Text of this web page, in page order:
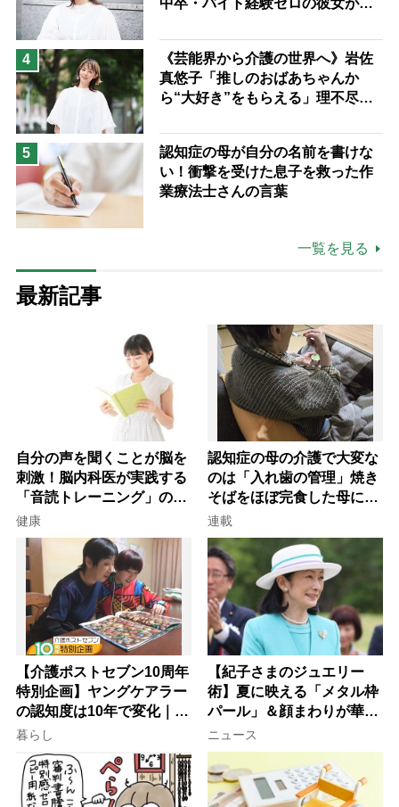
中卒・バイト経験ゼロの彼女が見
ながら自分らしくいられる」
4
《芸能界から介護の世界へ》岩佐
真悠子「推しのおばあちゃんか
ら“大好き”をもらえる」理不尽さ
場は「愛おしい」
5
認知症の母が自分の名前を書けな
い！衝撃を受けた息子を救った作
業療法士さんの言葉
一覧を見る
最新記事
自分の声を聞くことが脳を
刺激！脳内科医が実践する
「音読トレーニング」の極
意
健康
認知症の母の介護で大変な
のは「入れ歯の管理」焼き
そばをほぼ完食した母に息
子が血の気が引いた理由
連載
【介護ポストセブン10周年
特別企画】ヤングケアラー
の認知度は10年で変化｜流
行語大賞にノミネート、法
律にも明記されたが果たし
て現在は？
暮らし
【紀子さまのジュエリー
術】夏に映える「メタル枠
パール」＆顔まわりが華や
ぐ「揺れる一粒」の使い分
け方
ニュース